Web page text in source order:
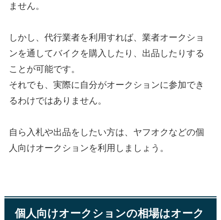
ません。
しかし、代行業者を利用すれば、業者オークショ
ンを通してバイクを購入したり、出品したりする
ことが可能です。
それでも、実際に自分がオークションに参加でき
るわけではありません。
自ら入札や出品をしたい方は、ヤフオクなどの個
人向けオークションを利用しましょう。
個人向けオークションの相場はオーク